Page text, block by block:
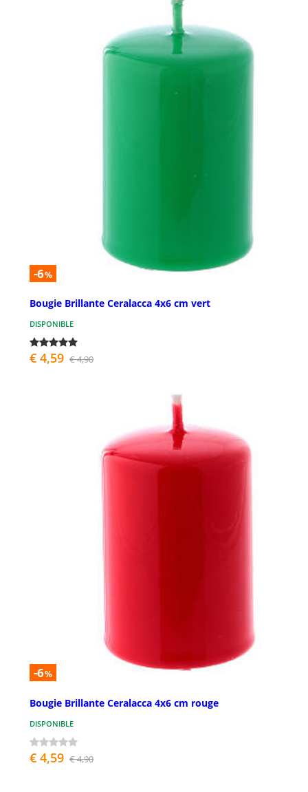
-6%
Bougie Brillante Ceralacca 4x6 cm vert
DISPONIBLE
€ 4,59 € 4,90
-6%
Bougie Brillante Ceralacca 4x6 cm rouge
DISPONIBLE
€ 4,59 € 4,90